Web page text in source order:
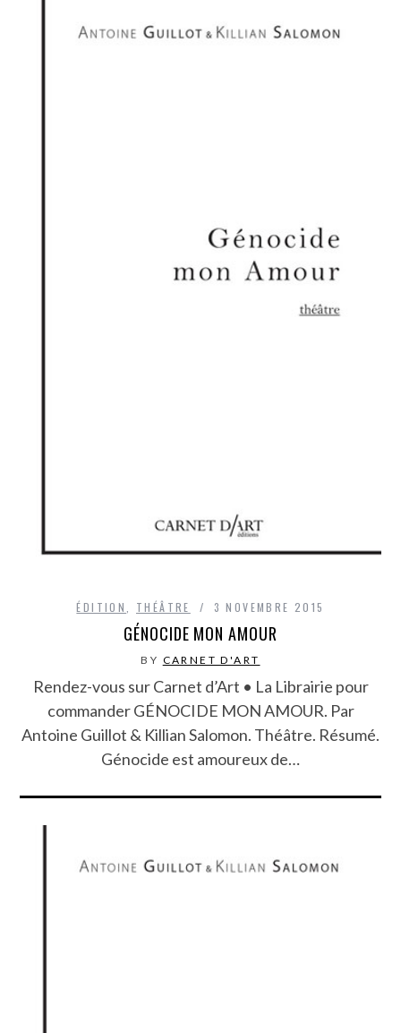
ÉDITION THÉÂTRE 3 NOVEMBRE 2015
GÉNOCIDE MON AMOUR
BY CARNET D'ART
Rendez-vous sur Carnet d’Art • La Librairie pour
commander GÉNOCIDE MON AMOUR. Par
Antoine Guillot & Killian Salomon. Théâtre. Résumé.
Génocide est amoureux de…